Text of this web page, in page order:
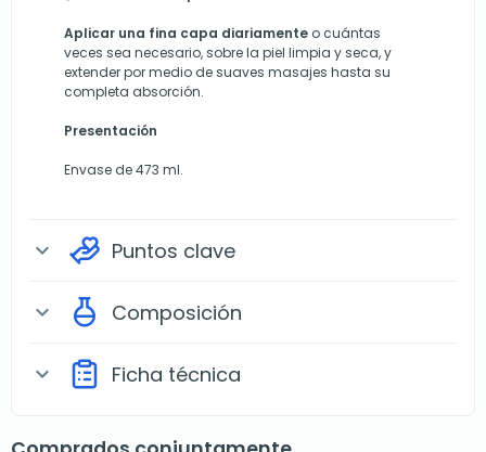
Aplicar una fina capa diariamente o cuántas
veces sea necesario, sobre la piel limpia y seca, y
extender por medio de suaves masajes hasta su
completa absorción.
Presentación
Envase de 473 ml.
expand_more Puntos clave
expand_more Composición
expand_more Ficha técnica